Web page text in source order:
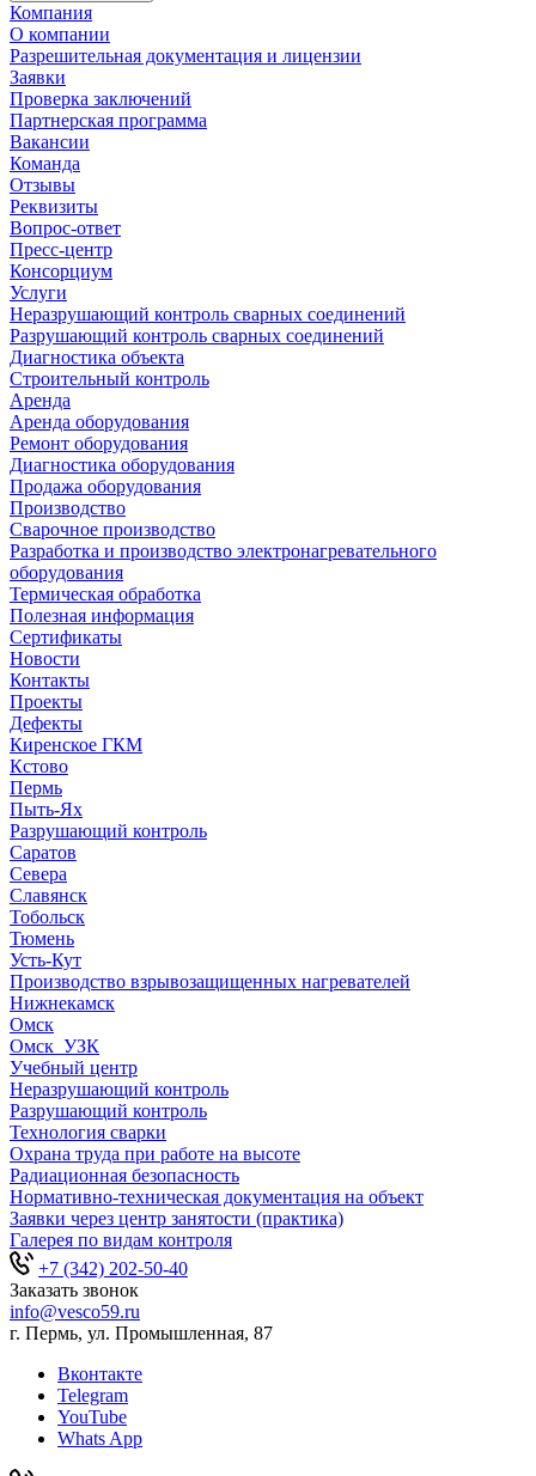
Компания
О компании
Разрешительная документация и лицензии
Заявки
Проверка заключений
Партнерская программа
Вакансии
Команда
Отзывы
Реквизиты
Вопрос-ответ
Пресс-центр
Консорциум
Услуги
Неразрушающий контроль сварных соединений
Разрушающий контроль сварных соединений
Диагностика объекта
Строительный контроль
Аренда
Аренда оборудования
Ремонт оборудования
Диагностика оборудования
Продажа оборудования
Производство
Сварочное производство
Разработка и производство электронагревательного
оборудования
Термическая обработка
Полезная информация
Сертификаты
Новости
Контакты
Проекты
Дефекты
Киренское ГКМ
Кстово
Пермь
Пыть-Ях
Разрушающий контроль
Саратов
Севера
Славянск
Тобольск
Тюмень
Усть-Кут
Производство взрывозащищенных нагревателей
Нижнекамск
Омск
Омск_УЗК
Учебный центр
Неразрушающий контроль
Разрушающий контроль
Технология сварки
Охрана труда при работе на высоте
Радиационная безопасность
Нормативно-техническая документация на объект
Заявки через центр занятости (практика)
Галерея по видам контроля
+7 (342) 202-50-40
Заказать звонок
info@vesco59.ru
г. Пермь, ул. Промышленная, 87
Вконтакте
Telegram
YouTube
Whats App